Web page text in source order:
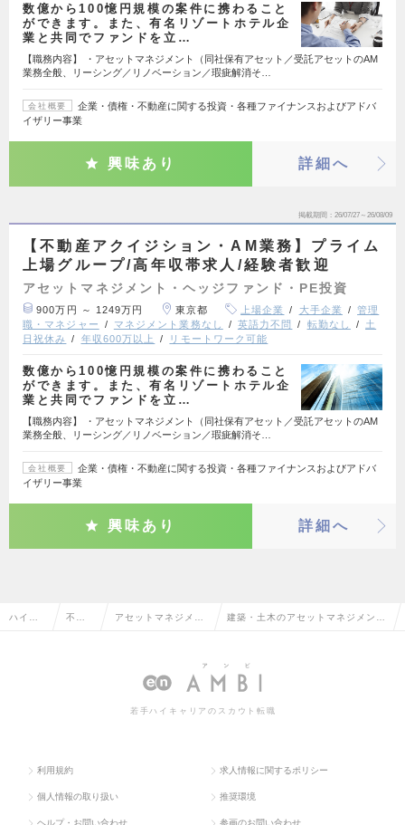
数億から100憶円規模の案件に携わること
ができます。また、有名リゾートホテル企
業と共同でファンドを立…
【職務内容】 ・アセットマネジメント（同社保有アセット／受託アセットのAM
業務全般、リーシング／リノベーション／瑕疵解消そ…
会社概要
企業・債権・不動産に関する投資・各種ファイナンスおよびアドバ
イザリー事業
興味あり 詳細へ
掲載期間 26/07/27～26/08/09
【不動産アクイジション・AM業務】プライム
上場グループ/高年収帯求人/経験者歓迎
アセットマネジメント・ヘッジファンド・PE投資
900万円 ～ 1249万円 東京都 上場企業 大手企業
管理
職・マネジャー
マネジメント業務なし 英語力不問 転勤なし
土
日祝休み
年収600万以上 リモートワーク可能
数億から100憶円規模の案件に携わること
ができます。また、有名リゾートホテル企
業と共同でファンドを立…
【職務内容】 ・アセットマネジメント（同社保有アセット／受託アセットのAM
業務全般、リーシング／リノベーション／瑕疵解消そ…
会社概要
企業・債権・不動産に関する投資・各種ファイナンスおよびアドバ
イザリー事業
興味あり 詳細へ
ハイク 不動 アセットマネジメン
ド・PE投資
建築・土木のアセットマネジメン
職・求人情報一覧
若手ハイキャリアのスカウト転職
利用規約 求人情報に関するポリシー
個人情報の取り扱い 推奨環境